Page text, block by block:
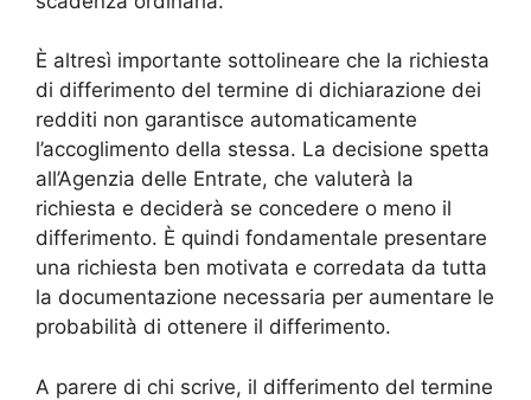
È altresì importante sottolineare che la richiesta
di differimento del termine di dichiarazione dei
redditi non garantisce automaticamente
l’accoglimento della stessa. La decisione spetta
all’Agenzia delle Entrate, che valuterà la
richiesta e deciderà se concedere o meno il
differimento. È quindi fondamentale presentare
una richiesta ben motivata e corredata da tutta
la documentazione necessaria per aumentare le
probabilità di ottenere il differimento.
A parere di chi scrive, il differimento del termine